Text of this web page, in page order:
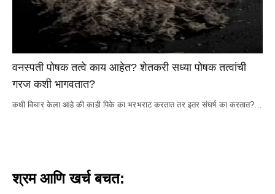
वनस्पती पोषक तत्वे काय आहेत? शेतकरी सध्या पोषक तत्वांची
गरज कशी भागवतात?
कधी विचार केला आहे की काही पिके का भरभराट करतात तर इतर संघर्ष का करतात?…
श्रम आणि खर्च बचत: